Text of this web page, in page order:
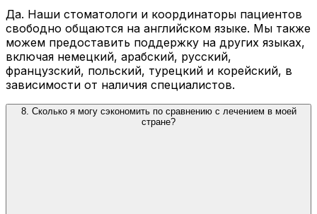
Да. Наши стоматологи и координаторы пациентов
свободно общаются на английском языке. Мы также
можем предоставить поддержку на других языках,
включая немецкий, арабский, русский,
французский, польский, турецкий и корейский, в
зависимости от наличия специалистов.
8. Сколько я могу сэкономить по сравнению с лечением в моей
стране?